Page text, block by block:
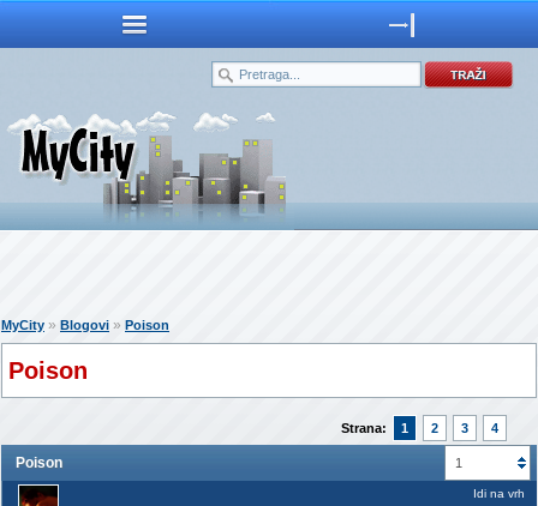
MyCity » Blogovi » Poison
Poison
Strana: 1 2 3 4
1
Poison
Idi na vrh